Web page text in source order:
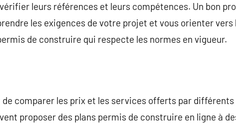
leurs références et leurs compétences. Un bon
les exigences de votre projet et vous orienter vers
de construire qui respecte les normes en vigueur.
comparer les prix et les services offerts par différents
proposer des plans permis de construire en ligne à